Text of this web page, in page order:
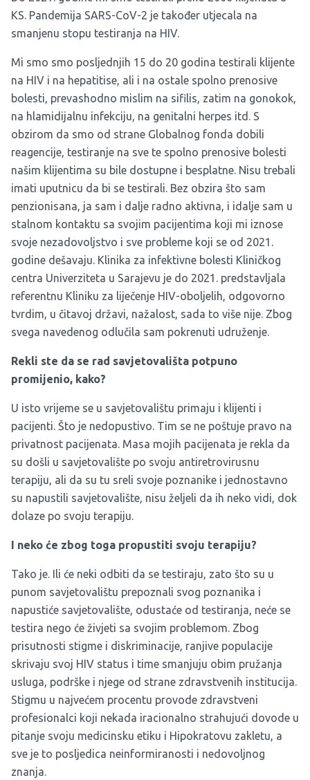
KS. Pandemija SARS-CoV-2 je također utjecala na
smanjenu stopu testiranja na HIV.
Mi smo smo posljednjih 15 do 20 godina testirali klijente
na HIV i na hepatitise, ali i na ostale spolno prenosive
bolesti, prevashodno mislim na sifilis, zatim na gonokok,
na hlamidijalnu infekciju, na genitalni herpes itd. S
obzirom da smo od strane Globalnog fonda dobili
reagencije, testiranje na sve te spolno prenosive bolesti
našim klijentima su bile dostupne i besplatne. Nisu trebali
imati uputnicu da bi se testirali. Bez obzira što sam
penzionisana, ja sam i dalje radno aktivna, i idalje sam u
stalnom kontaktu sa svojim pacijentima koji mi iznose
svoje nezadovoljstvo i sve probleme koji se od 2021.
godine dešavaju. Klinika za infektivne bolesti Kliničkog
centra Univerziteta u Sarajevu je do 2021. predstavljala
referentnu Kliniku za liječenje HIV-oboljelih, odgovorno
tvrdim, u čitavoj državi, nažalost, sada to više nije. Zbog
svega navedenog odlučila sam pokrenuti udruženje.
Rekli ste da se rad savjetovališta potpuno
promijenio, kako?
U isto vrijeme se u savjetovalištu primaju i klijenti i
pacijenti. Što je nedopustivo. Tim se ne poštuje pravo na
privatnost pacijenata. Masa mojih pacijenata je rekla da
su došli u savjetovalište po svoju antiretrovirusnu
terapiju, ali da su tu sreli svoje poznanike i jednostavno
su napustili savjetovalište, nisu željeli da ih neko vidi, dok
dolaze po svoju terapiju.
I neko će zbog toga propustiti svoju terapiju?
Tako je. Ili će neki odbiti da se testiraju, zato što su u
punom savjetovalištu prepoznali svog poznanika i
napustiće savjetovalište, odustaće od testiranja, neće se
testira nego će živjeti sa svojim problemom. Zbog
prisutnosti stigme i diskriminacije, ranjive populacije
skrivaju svoj HIV status i time smanjuju obim pružanja
usluga, podrške i njege od strane zdravstvenih institucija.
Stigmu u najvećem procentu provode zdravstveni
profesionalci koji nekada iracionalno strahujući dovode u
pitanje svoju medicinsku etiku i Hipokratovu zakletu, a
sve je to posljedica neinformiranosti i nedovoljnog
znanja.